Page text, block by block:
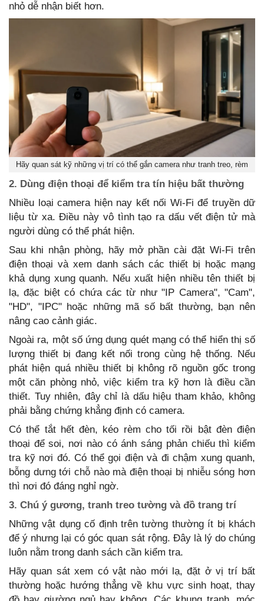
nhỏ dễ nhận biết hơn.
Hãy quan sát kỹ những vị trí có thể gắn camera như tranh treo, rèm
2. Dùng điện thoại để kiểm tra tín hiệu bất thường
Nhiều loại camera hiện nay kết nối Wi-Fi để truyền dữ
liệu từ xa. Điều này vô tình tạo ra dấu vết điện tử mà
người dùng có thể phát hiện.
Sau khi nhận phòng, hãy mở phần cài đặt Wi-Fi trên
điện thoại và xem danh sách các thiết bị hoặc mạng
khả dụng xung quanh. Nếu xuất hiện nhiều tên thiết bị
lạ, đặc biệt có chứa các từ như "IP Camera", "Cam",
"HD", "IPC" hoặc những mã số bất thường, bạn nên
nâng cao cảnh giác.
Ngoài ra, một số ứng dụng quét mạng có thể hiển thị số
lượng thiết bị đang kết nối trong cùng hệ thống. Nếu
phát hiện quá nhiều thiết bị không rõ nguồn gốc trong
một căn phòng nhỏ, việc kiểm tra kỹ hơn là điều cần
thiết. Tuy nhiên, đây chỉ là dấu hiệu tham khảo, không
phải bằng chứng khẳng định có camera.
Có thể tắt hết đèn, kéo rèm cho tối rồi bật đèn điện
thoại để soi, nơi nào có ánh sáng phản chiếu thì kiểm
tra kỹ nơi đó. Có thể gọi điện và đi chậm xung quanh,
bỗng dưng tới chỗ nào mà điện thoại bị nhiễu sóng hơn
thì nơi đó đáng nghỉ ngờ.
3. Chú ý gương, tranh treo tường và đồ trang trí
Những vật dụng cố định trên tường thường ít bị khách
để ý nhưng lại có góc quan sát rộng. Đây là lý do chúng
luôn nằm trong danh sách cần kiểm tra.
Hãy quan sát xem có vật nào mới lạ, đặt ở vị trí bất
thường hoặc hướng thẳng về khu vực sinh hoạt, thay